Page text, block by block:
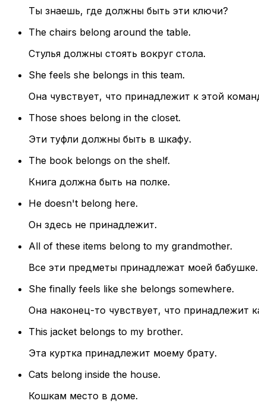
Ты знаешь, где должны быть эти ключи?
The chairs belong around the table.
Стулья должны стоять вокруг стола.
She feels she belongs in this team.
Она чувствует, что принадлежит к этой
Those shoes belong in the closet.
Эти туфли должны быть в шкафу.
The book belongs on the shelf.
Книга должна быть на полке.
He doesn't belong here.
Он здесь не принадлежит.
All of these items belong to my grandmother.
Все эти предметы принадлежат моей бабушке.
She finally feels like she belongs somewhere.
Она наконец-то чувствует, что принадлежит
This jacket belongs to my brother.
Эта куртка принадлежит моему брату.
Cats belong inside the house.
Кошкам место в доме.